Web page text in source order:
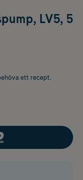
LV5, 5
ett recept.